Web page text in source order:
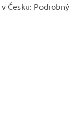
Česku: Podrobný